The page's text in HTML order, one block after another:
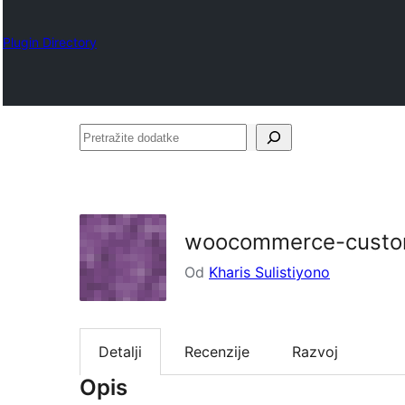
Plugin Directory
Pretražite
woocommerce-
Od Kharis Sulistiyono
Detalji Recenzije Razvoj
Opis